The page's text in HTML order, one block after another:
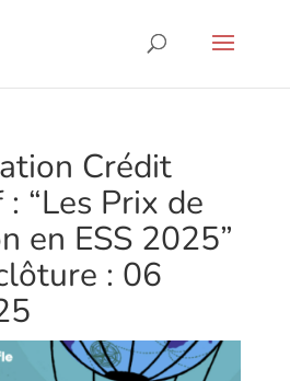
Crédit
“Les Prix de
en ESS 2025”
: 06